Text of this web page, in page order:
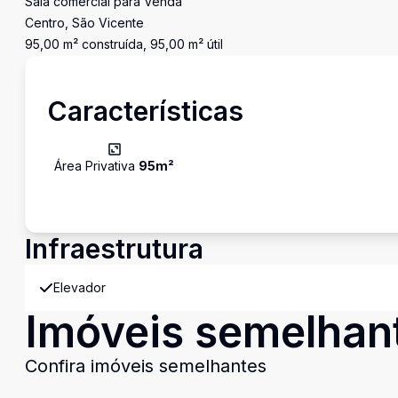
Centro, São Vicente
95,00 m² construída, 95,00 m² útil
Características
Área Privativa 95m²
Infraestrutura
Elevador
Imóveis
Confira imóveis semelhantes